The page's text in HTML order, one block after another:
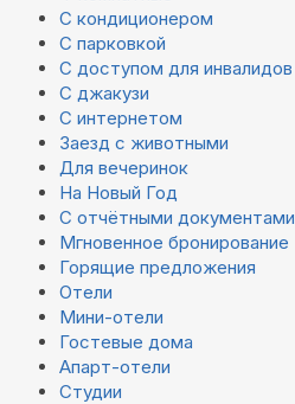
С кондиционером
С парковкой
С доступом для инвалидов
С джакузи
С интернетом
Заезд с животными
Для вечеринок
На Новый Год
С отчётными документами
Мгновенное бронирование
Горящие предложения
Отели
Мини-отели
Гостевые дома
Апарт-отели
Студии